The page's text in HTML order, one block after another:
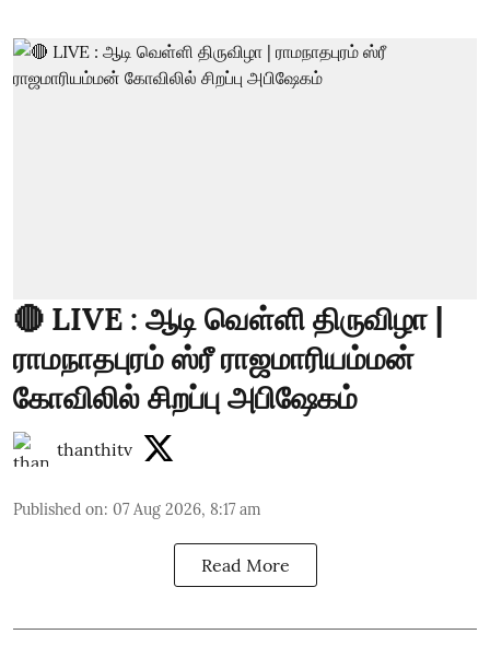
🔴 LIVE : ஆடி வெள்ளி திருவிழா |
ராமநாதபுரம் ஸ்ரீ ராஜமாரியம்மன்
கோவிலில் சிறப்பு அபிஷேகம்
thanthitv
Published on: 07 Aug 2026, 8:17 am
Read More